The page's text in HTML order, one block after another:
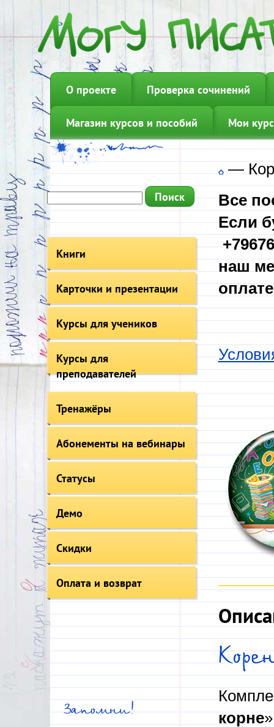
О проекте Проверка сочинений
Магазин курсов и пособий Мои
Книги
Карточки и презентации
Курсы для учеников
Курсы для
преподавателей
Тренажёры
Абонементы на вебинары
Статусы
Демо
Скидки
Оплата и возврат
Запомни!
—
Все
Если
наш
корне